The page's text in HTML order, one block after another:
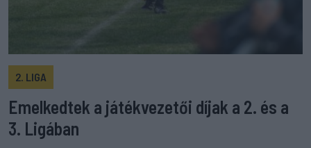
2. LIGA
Emelkedtek a játékvezetői díjak a 2. és a
3. Ligában